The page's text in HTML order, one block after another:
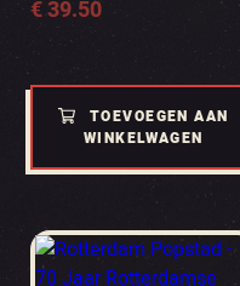
€39.50
TOEVOEGEN AAN
WINKELWAGEN